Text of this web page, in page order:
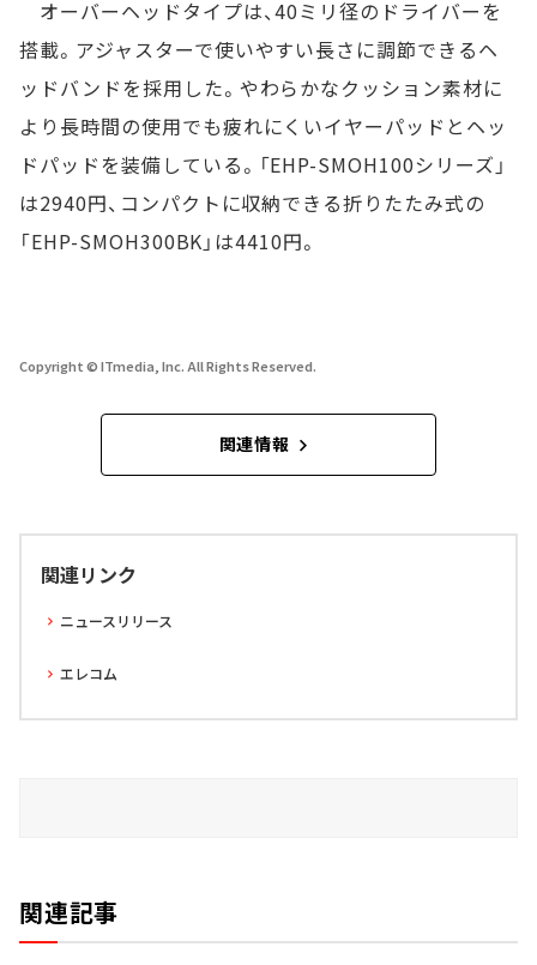
オーバーヘッドタイプは、40ミリ径のドライバーを
搭載。アジャスターで使いやすい長さに調節できるヘ
ッドバンドを採用した。やわらかなクッション素材に
より長時間の使用でも疲れにくいイヤーパッドとヘッ
ドパッドを装備している。「EHP-SMOH100シリーズ」
は2940円、コンパクトに収納できる折りたたみ式の
「EHP-SMOH300BK」は4410円。
Copyright © ITmedia, Inc. All Rights Reserved.
関連情報
関連リンク
ニュースリリース
エレコム
関連記事